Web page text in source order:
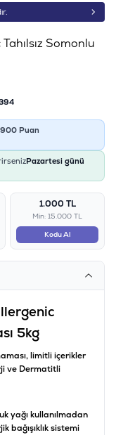
Somonlu
900 Puan
Pazartesi günü
1.000 TL
Min: 15.000 TL
Kodu Al
5kg
limitli içerikler
ve Dermatitli
yağı kullanılmadan
bağışıklık sistemi